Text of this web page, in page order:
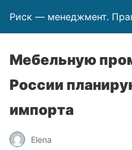
Риск — менеджмент.
Мебельную
России
импорта
Elena